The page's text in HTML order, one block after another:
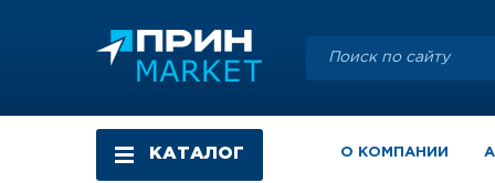
КАТАЛОГ О КОМПАНИИ